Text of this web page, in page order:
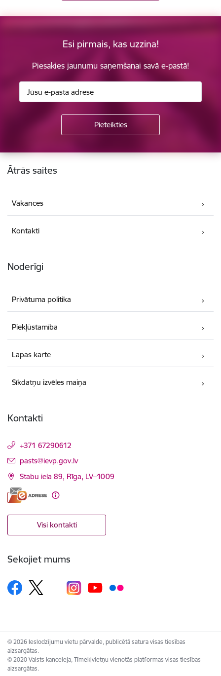
Esi pirmais, kas uzzina!
Piesakies jaunumu saņemšanai savā e-pastā!
Kājene
Ātrās saites
Vakances
Kontakti
Noderīgi
Privātuma politika
Piekļūstamība
Lapas karte
Sīkdatņu izvēles maiņa
Kontakti
+371 67290612
E-pasts:
pasts@ievp.gov.lv
Stabu iela 89, Rīga, LV–1009
Visi kontakti
Sekojiet mums
© 2026 Ieslodzījumu vietu pārvalde, publicētā satura visas tiesības
aizsargātas.
© 2020 Valsts kanceleja, Tīmekļvietņu vienotās platformas visas tiesības
aizsargātas.